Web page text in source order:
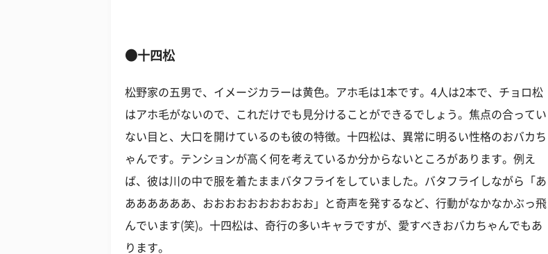
●十四松
松野家の五男で、イメージカラーは黄色。アホ毛は1本です。4人は2本で、チョロ松
はアホ毛がないので、これだけでも見分けることができるでしょう。焦点の合ってい
ない目と、大口を開けているのも彼の特徴。十四松は、異常に明るい性格のおバカち
ゃんです。テンションが高く何を考えているか分からないところがあります。例え
ば、彼は川の中で服を着たままバタフライをしていました。バタフライしながら「あ
ああああああ、おおおおおおおおおお」と奇声を発するなど、行動がなかなかぶっ飛
んでいます(笑)。十四松は、奇行の多いキャラですが、愛すべきおバカちゃんでもあ
ります。